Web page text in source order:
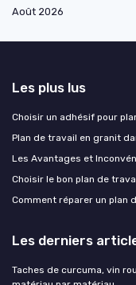
Août 2026
Les plus lus
Choisir un adhésif pour
Plan de travail en granit
Les Avantages et
Choisir le bon plan de
Comment réparer un plan
Les derniers
Taches de curcuma, vin